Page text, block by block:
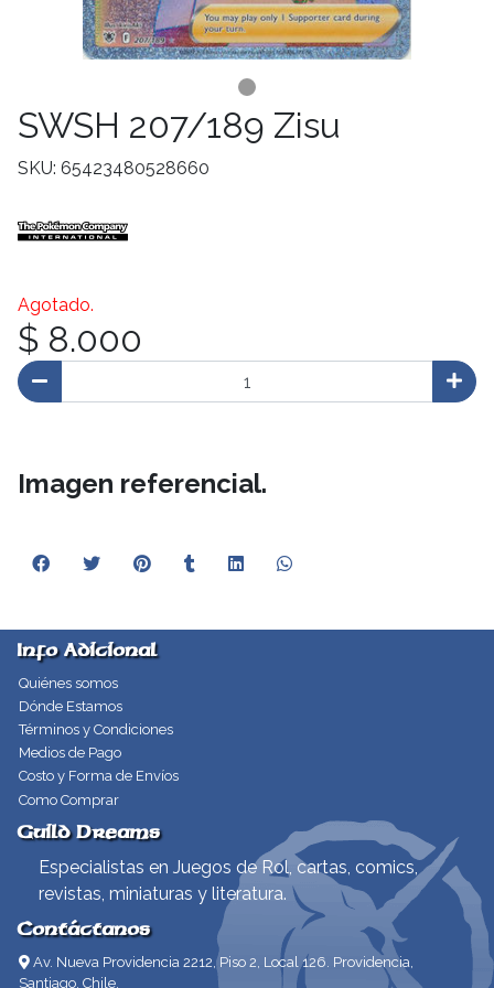
SWSH 207/189 Zisu
SKU: 65423480528660
Agotado.
$ 8.000
Imagen referencial.
Info Adicional
Quiénes somos
Dónde Estamos
Términos y Condiciones
Medios de Pago
Costo y Forma de Envíos
Como Comprar
Guild Dreams
Especialistas en Juegos de Rol, cartas, comics,
revistas, miniaturas y literatura.
Contáctanos
Av. Nueva Providencia 2212, Piso 2, Local 126. Providencia,
Santiago, Chile.